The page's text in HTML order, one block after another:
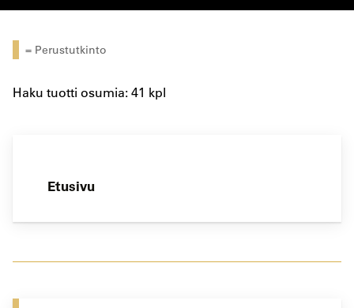
= Perustutkinto
Haku tuotti osumia: 41 kpl
Etusivu